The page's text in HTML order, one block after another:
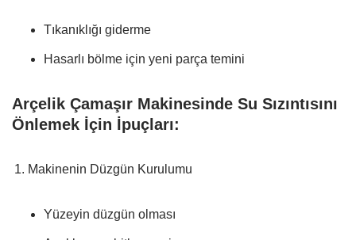
Tıkanıklığı giderme
Hasarlı bölme için yeni parça temini
Arçelik Çamaşır Makinesinde Su Sızıntısını
Önlemek İçin İpuçları:
Makinenin Düzgün Kurulumu
Yüzeyin düzgün olması